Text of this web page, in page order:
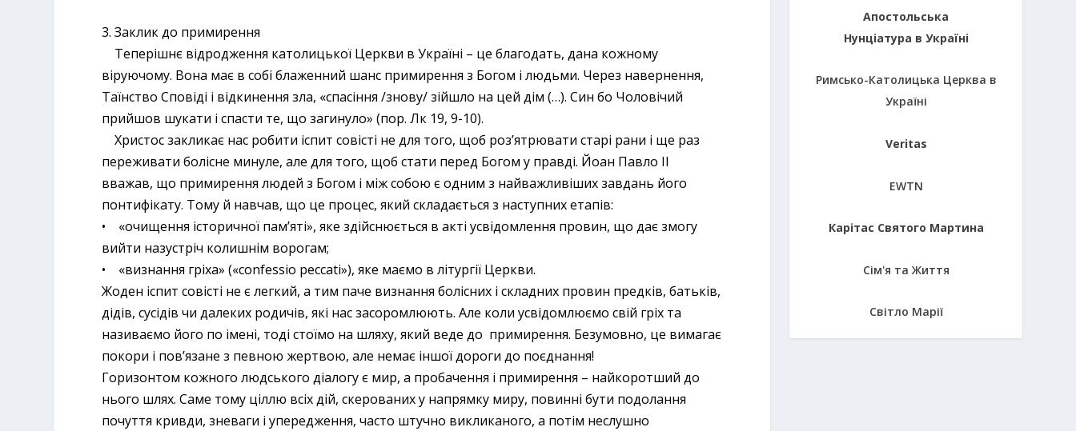
3. Заклик до примирення
Теперішнє відродження католицької Церкви в Україні – це благодать, дана кожному
віруючому. Вона має в собі блаженний шанс примирення з Богом і людьми. Через навернення,
Таїнство Сповіді і відкинення зла, «спасіння /знову/ зійшло на цей дім (…). Син бо Чоловічий
прийшов шукати і спасти те, що загинуло» (пор. Лк 19, 9-10).
Христос закликає нас робити іспит совісті не для того, щоб роз’ятрювати старі рани і ще раз
переживати болісне минуле, але для того, щоб стати перед Богом у правді. Йоан Павло ІІ
вважав, що примирення людей з Богом і між собою є одним з найважливіших завдань його
понтифікату. Тому й навчав, що це процес, який складається з наступних етапів:
• «очищення історичної пам’яті», яке здійснюється в акті усвідомлення провин, що дає змогу
вийти назустріч колишнім ворогам;
• «визнання гріха» («confessio peccati»), яке маємо в літургії Церкви.
Жоден іспит совісті не є легкий, а тим паче визнання болісних і складних провин предків, батьків,
дідів, сусідів чи далеких родичів, які нас засоромлюють. Але коли усвідомлюємо свій гріх та
називаємо його по імені, тоді стоїмо на шляху, який веде до примирення. Безумовно, це вимагає
покори і пов’язане з певною жертвою, але немає іншої дороги до поєднання!
Горизонтом кожного людського діалогу є мир, а пробачення і примирення – найкоротший до
нього шлях. Саме тому ціллю всіх дій, скерованих у напрямку миру, повинні бути подолання
почуття кривди, зневаги і упередження, часто штучно викликаного, а потім неслушно
Апостольська
Нунціатура в Україні
Римсько-Католицька Церква в
Україні
Veritas
EWTN
Карітас Святого Мартина
Сім'я та Життя
Світло Марії